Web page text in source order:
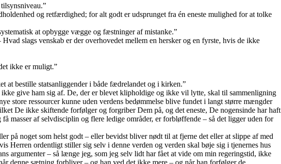
og retfærdighed; for alt godt er udsprunget fra én eneste mulighed for at tolke
at opbygge vægge og fæstninger af mistanke.”
slags venskab er der overhovedet mellem en hersker og en fyrste, hvis de ikke
ikke er muligt.”
at bestille statsanliggender i både fædrelandet og i kirken.”
give ham sig af. De, der er blevet klipholdige og ikke vil lytte, skal til sammenligning
store ressourcer kunne uden verdens bedømmelse blive fundet i langt større mængder
De ikke skiftende forfølger og forgriber Dem på, og det eneste, De nogensinde har haft
masser af selvdisciplin og flere ledige områder, er forbløffende – så det ligger uden for
på noget som helst godt – eller bevidst bliver nødt til at fjerne det eller at slippe af med
Herren ordentligt stiller sig selv i denne verden og verden skal bøje sig i tjenernes hus
argumenter – så længe jeg, som jeg selv lidt har fået at vide om min regeringstid, ikke
denne sætning forbliver – og han ved det ikke mere – og når han forfølger de